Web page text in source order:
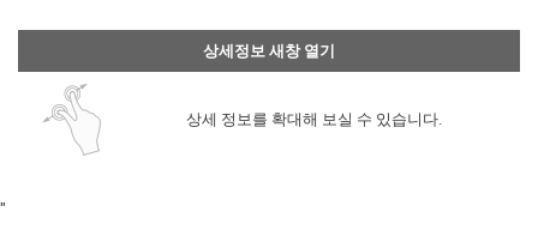
상세정보 새창 열기
상세 정보를 확대해 보실 수 있습니다.
"